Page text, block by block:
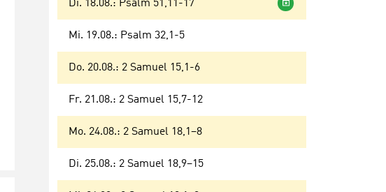
Di. 18.08.: Psalm 51,11-17
Mi. 19.08.: Psalm 32,1-5
Do. 20.08.: 2 Samuel 15,1-6
Fr. 21.08.: 2 Samuel 15,7-12
Mo. 24.08.: 2 Samuel 18,1–8
Di. 25.08.: 2 Samuel 18,9–15